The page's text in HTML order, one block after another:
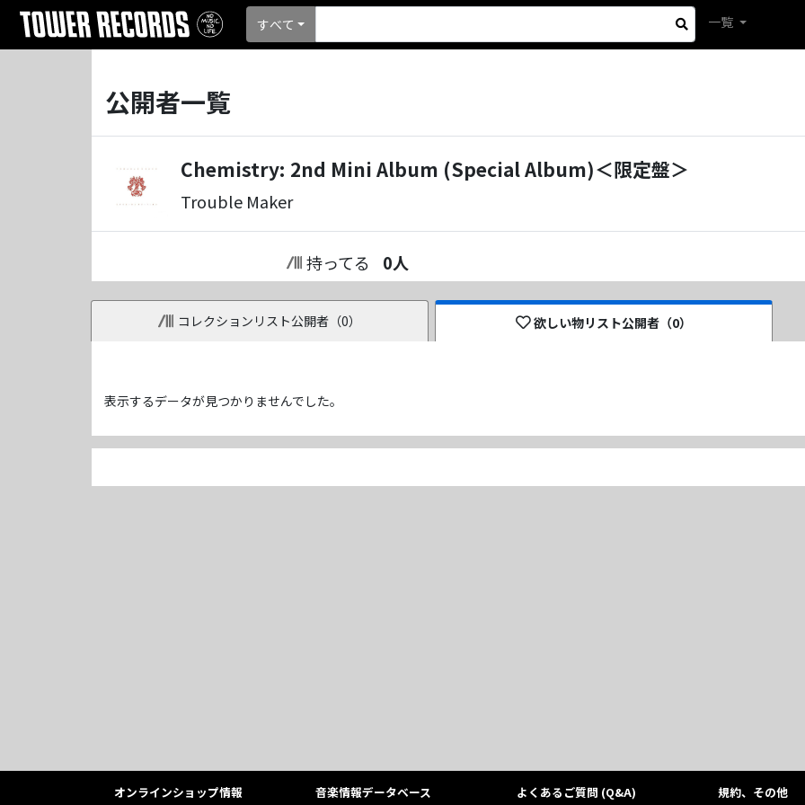
すべて 一覧
公開者一覧
Chemistry: 2nd Mini Album (Special Album)＜限定盤＞
Trouble Maker
持ってる 0人
コレクションリスト公開者（0） 欲しい物リスト公開者（0）
表示するデータが見つかりませんでした。
オンラインショップ情報 音楽情報データベース よくあるご質問 (Q&A) 規約、その他